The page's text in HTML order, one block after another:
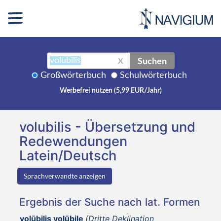
X Suchen
Großwörterbuch Schulwörterbuch
Werbefrei nutzen (5,99 EUR/Jahr)
volubilis - Übersetzung und
Redewendungen
Latein/Deutsch
Sprachverwandte anzeigen
Ergebnis der Suche nach lat. Formen
volūbilis volūbile (Dritte Deklination